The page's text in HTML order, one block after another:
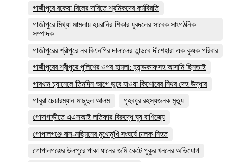
গাজীপুরে বকেয়া বিলের দাবিতে শ্রমিকদের কর্মবিরতি
গাজীপুরে মিথ্যা মামলায় হয়রানির শিকার যুবদলের সাবেক সাংগঠনিক
সম্পাদক
গাজীপুরের শ্রীপুরে নব বিএনপির দালালের তান্ডবে দীশেহারা এক কৃষক পরিবার
গাজীপুরের শ্রীপুরে পুলিশের ওপর হামলা: হ্যান্ডকাফসহ আসামি ছিনতাই
গাবখান চ্যানেলে তিনদিন আগে ডুবে যাওয়া কিশোরের নিথর দেহ উদ্ধার
গাবুরা চেয়ারম্যান মাছুদুল আলম
গৃহবধূর রহস্যজনক মৃত্যু
গোদাগাড়ীতে এএসআই লতিফার বিরুদ্ধে ঘুষ বাণিজ্যে
গোপালগঞ্জে বাস-নছিমনের মুখোমুখি সংঘর্ষে চালক নিহত
গোপালগঞ্জের উলপুরে পাকা ধানের জমি কেটে পুকুর খননের অভিযোগ